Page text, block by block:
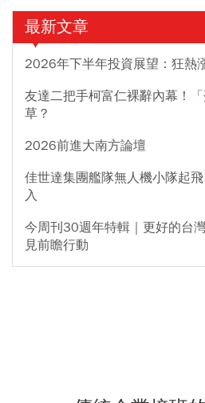
最新文章
2026年下半年投資展望：狂熱
友達二把手柯富仁裸辭內幕！
草？
2026前進大南方論壇
佳世達集團艦隊無人機小隊起
入
今周刊30週年特輯｜更好的台
見前瞻行動